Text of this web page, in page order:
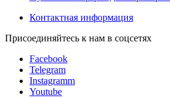
Контактная информация
Присоединяйтесь к нам в соцсетях
Facebook
Telegram
Instagramm
Youtube